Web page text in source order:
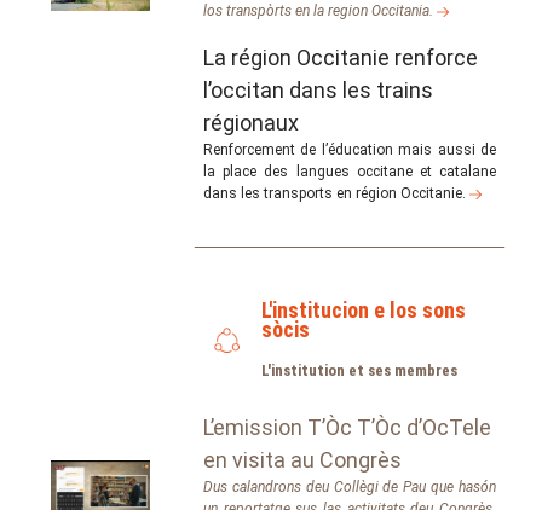
los transpòrts en la region Occitania.
La région Occitanie renforce
l’occitan dans les trains
régionaux
Renforcement de l’éducation mais aussi de
la place des langues occitane et catalane
dans les transports en région Occitanie.
L'institucion e los sons
sòcis
L'institution et ses membres
L’emission T’Òc T’Òc d’OcTele
en visita au Congrès
Dus calandrons deu Collègi de Pau que hasón